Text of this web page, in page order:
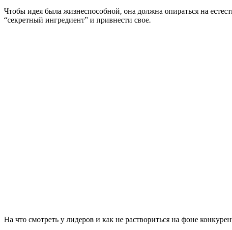
Чтобы идея была жизнеспособной, она должна опираться на
“секретный ингредиент” и привнести свое.
На что смотреть у лидеров и как не раствориться на фоне